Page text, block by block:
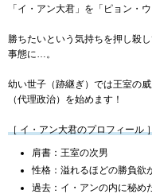
「イ・アン大君」を「ピョン・
勝ちたいという気持ちを押し殺
事態に…。
幼い世子（跡継ぎ）では王室の
（代理政治）を始めます！
［ イ・アン大君のプロフィール
肩書：王室の次男
性格：溢れるほどの勝負欲
過去：イ・アンの内に秘め